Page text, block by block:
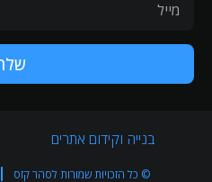
© כל הזכויות שמורות לסהר קזס
בנייה וקידום אתרים